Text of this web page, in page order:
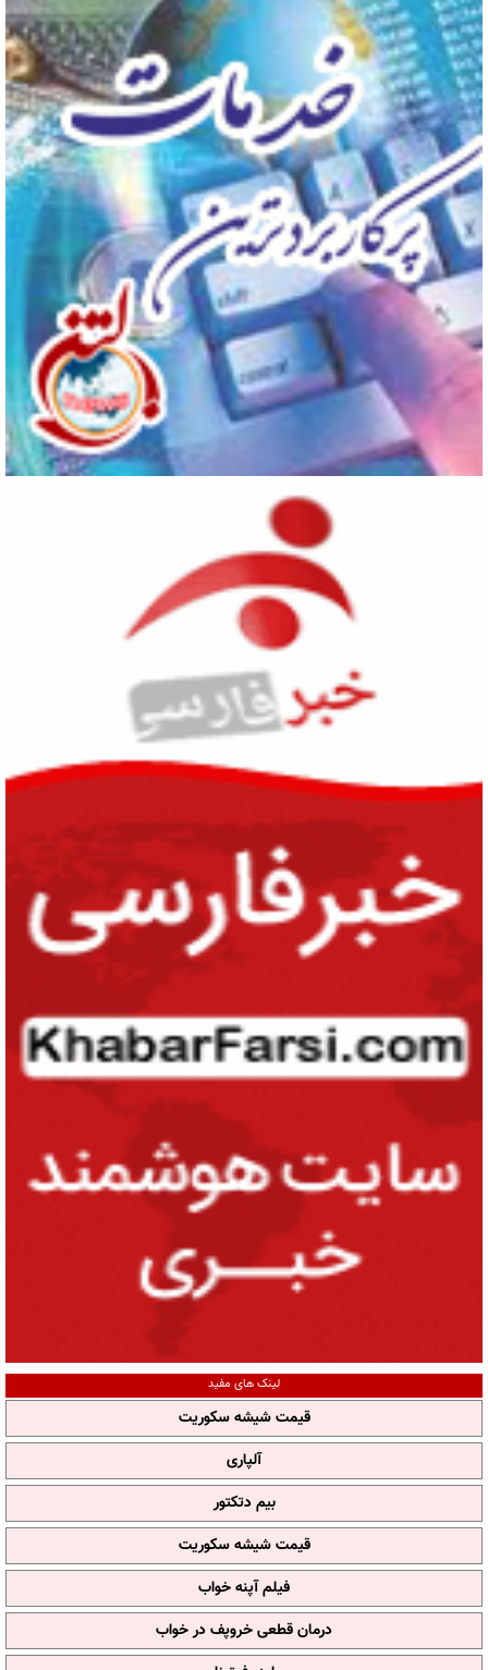
لینک های مفید
قیمت شیشه سکوریت
آلپاری
بیم دتکتور
قیمت شیشه سکوریت
فیلم آپنه خواب
درمان قطعی خروپف در خواب